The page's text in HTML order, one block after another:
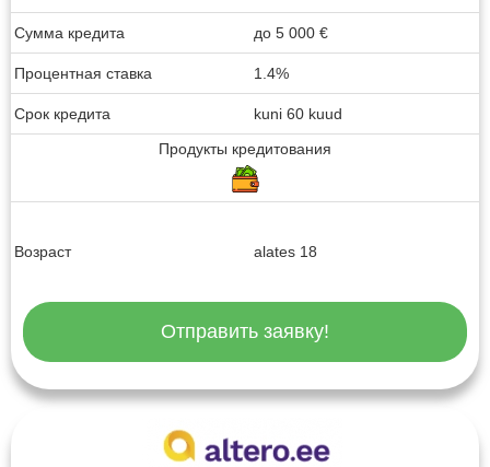
Сумма кредита до 5 000 €
Процентная ставка 1.4%
Срок кредита
kuni 60 kuud
Продукты кредитования
Возраст alates 18
Отправить заявку!